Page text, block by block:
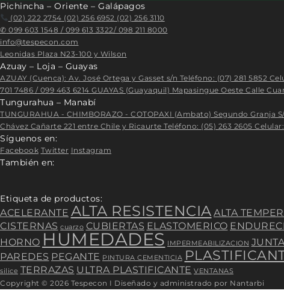
Pichincha – Oriente – Galápagos
(02) 222 2754 (02) 256 6952 (02) 256 3110
✆ 099 603 1548 / 099 613 3322/ 098 211 8000
info@tespecon.com
Leonidas Plaza N23-100 y Wilson
Azuay – Loja – Guayas
AZUAY (Cuenca): Av. José Ortega y Gasset s/n Teléfono: (07) 281 5852
701 7486 / 099 463 6214 GUAYAS (Guayaquil) Mapasingue Oeste Calle
Tungurahua – Manabí
TUNGURAHUA - CHIMBORAZO - COTOPAXI (Ambato) Segundo
Chávez Cañarte 221 entre Chile y Ricaurte Teléfono: (05) 263 2605 Celular:
Síguenos en:
Facebook Twitter Instagram
También en:
Etiqueta de productos:
ACELERANTE ALTA RESISTENCIA ALTA
CISTERNAS cuarzo CUBIERTAS ELASTOMERICO
HORNO HUMEDADES IMPERMEABILIZACION
PAREDES PEGANTE PINTURA CEMENTICIA
silice TERRAZAS ULTRA PLASTIFICANTE VENTANAS
Copyright © 2026 Tespecon I Diseñado y administrado por Nantarbi